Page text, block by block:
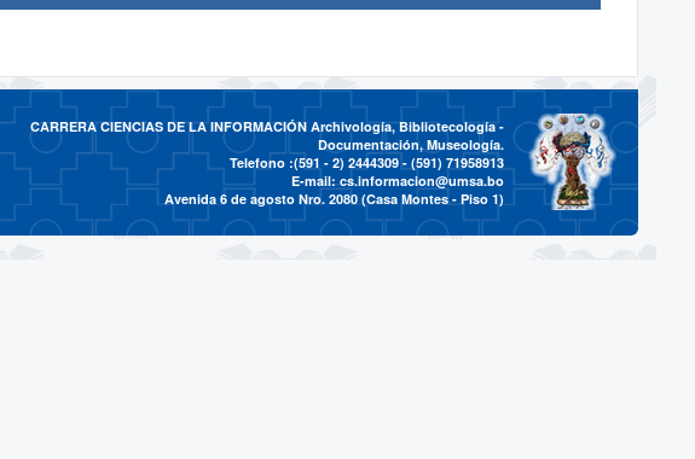
CARRERA CIENCIAS DE LA INFORMACIÓN Archivología, Bibliotecología -
Documentación, Museología.
Telefono :(591 - 2) 2444309 - (591) 71958913
E-mail:cs.informacion@umsa.bo
Avenida 6 de agosto Nro. 2080 (Casa Montes - Piso 1)